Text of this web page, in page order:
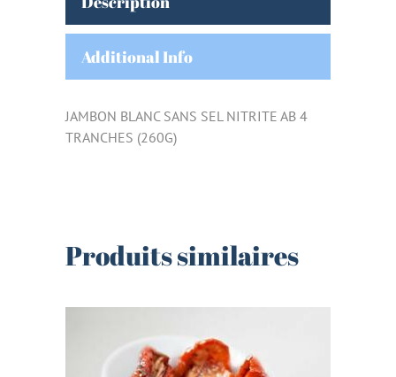
Additional Info
JAMBON BLANC SANS SEL NITRITE AB 4
TRANCHES (260G)
Produits similaires